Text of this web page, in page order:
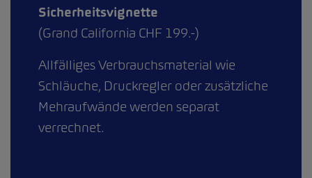
Sicherheitsvignette
(Grand California CHF 199.-)
Allfälliges Verbrauchsmaterial wie
Schläuche, Druckregler oder zusätzliche
Mehraufwände werden separat
verrechnet.